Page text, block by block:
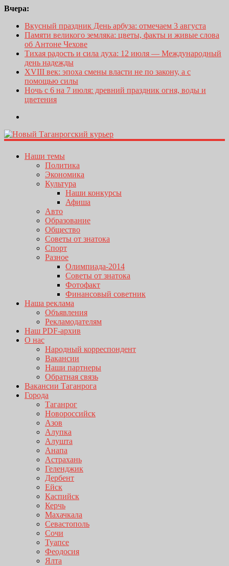
Вчера:
Вкусный праздник День арбуза: отмечаем 3 августа
Памяти великого земляка: цветы, факты и живые слова
об Антоне Чехове
Тихая радость и сила духа: 12 июля — Международный
день надежды
XVIII век: эпоха смены власти не по закону, а с
помощью силы
Ночь с 6 на 7 июля: древний праздник огня, воды и
цветения
Наши темы
Политика
Экономика
Культура
Наши конкурсы
Афиша
Авто
Образование
Общество
Советы от знатока
Спорт
Разное
Олимпиада-2014
Советы от знатока
Фотофакт
Финансовый советник
Наша реклама
Объявления
Рекламодателям
Наш PDF-архив
О нас
Народный корреспондент
Вакансии
Наши партнеры
Обратная связь
Вакансии Таганрога
Города
Таганрог
Новороссийск
Азов
Алупка
Алушта
Анапа
Астрахань
Геленджик
Дербент
Ейск
Каспийск
Керчь
Махачкала
Севастополь
Сочи
Туапсе
Феодосия
Ялта